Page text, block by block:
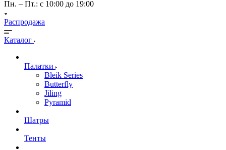
Пн. – Пт.: с 10:00 до 19:00
Распродажа
Каталог
Палатки
Bleik Series
Butterfly
Jiling
Pyramid
Шатры
Тенты